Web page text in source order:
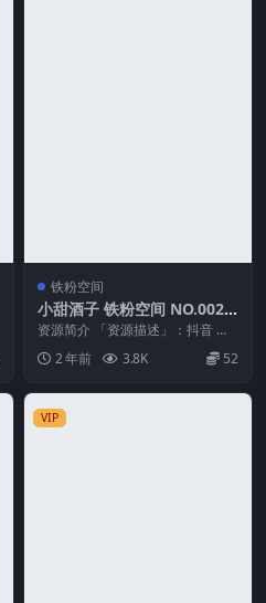
铁粉空间
小甜酒子 铁粉空间 NO.002
期
资源简介 「资源描述」：抖音 小
甜酒子 铁粉空间 NO.002期 【78P
5V】...
2 年前 3.8K 52
VIP